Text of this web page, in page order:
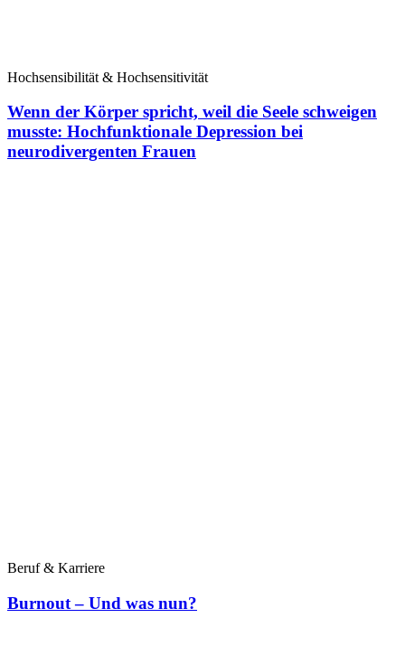
Hochsensibilität & Hochsensitivität
Wenn der Körper spricht, weil die Seele schweigen
musste: Hochfunktionale Depression bei
neurodivergenten Frauen
Beruf & Karriere
Burnout – Und was nun?